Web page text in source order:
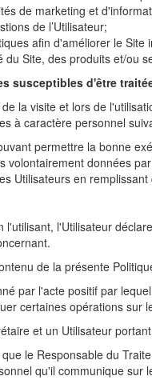
de marketing et
de l’Utilisateur;
afin d'améliorer le
du Site, des produits et/ou
susceptibles d'être
de la visite et lors de
à caractère personnel
permettre la bonne
volontairement données par
Utilisateurs en
l'utilisant, l'Utilisateur
de la présente
par l'acte positif par
certaines opérations sur
et un Utilisateur
que le Responsable du
qu'il communique sur